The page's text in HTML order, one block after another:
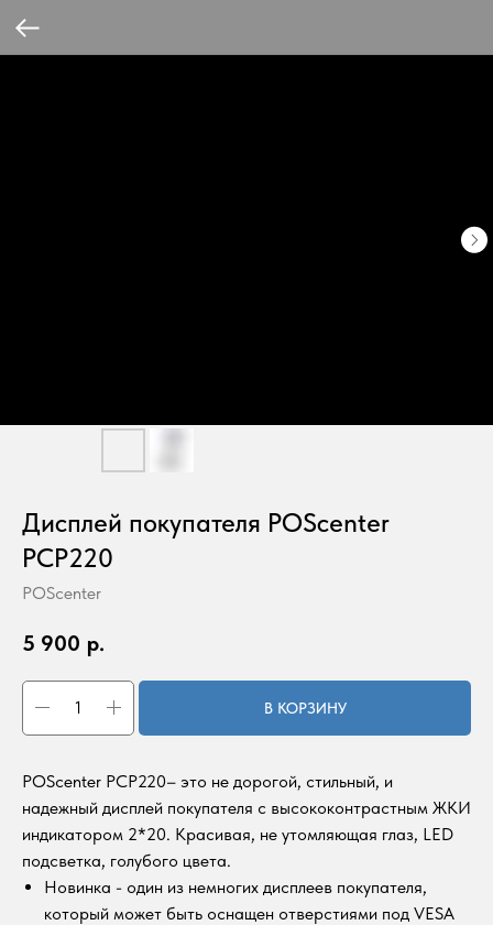
Дисплей покупателя POScenter
PCP220
POScenter
5 900 р.
В КОРЗИНУ
POScenter PCP220– это не дорогой, стильный, и
надежный дисплей покупателя с высококонтрастным ЖКИ
индикатором 2*20. Красивая, не утомляющая глаз, LED
подсветка, голубого цвета.
Новинка - один из немногих дисплеев покупателя,
который может быть оснащен отверстиями под VESA